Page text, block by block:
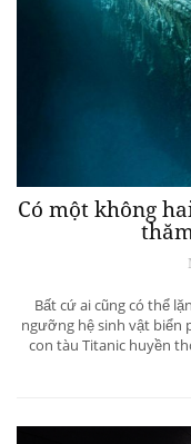
Có một không
Bất cứ ai cũng có thể
ngưỡng hệ sinh vật biển
con tàu Titanic huyền